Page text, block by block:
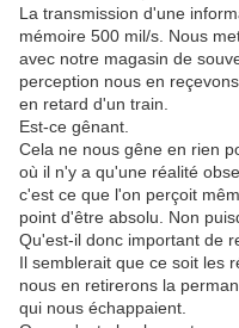
La transmission d'une
mémoire 500 mil/s. Nous
avec notre magasin de
perception nous en
en retard d'un train.
Est-ce gênant.
Cela ne nous gêne en rien
où il n'y a qu'une réalité
c'est ce que l'on perçoit
point d'être absolu. Non
Qu'est-il donc important de
Il semblerait que ce soit les
nous en retirerons la
qui nous échappaient.